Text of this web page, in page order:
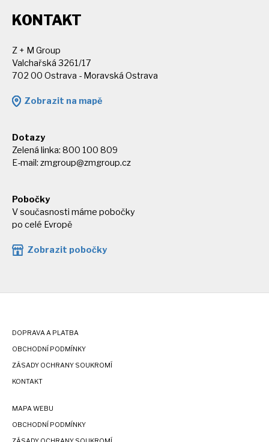
KONTAKT
Z + M Group
Valchařská 3261/17
702 00 Ostrava - Moravská Ostrava
Zobrazit na mapě
Dotazy
Zelená linka: 800 100 809
E-mail: zmgroup@zmgroup.cz
Pobočky
V současnosti máme pobočky
po celé Evropě
Zobrazit pobočky
DOPRAVA A PLATBA
OBCHODNÍ PODMÍNKY
ZÁSADY OCHRANY SOUKROMÍ
KONTAKT
MAPA WEBU
OBCHODNÍ PODMÍNKY